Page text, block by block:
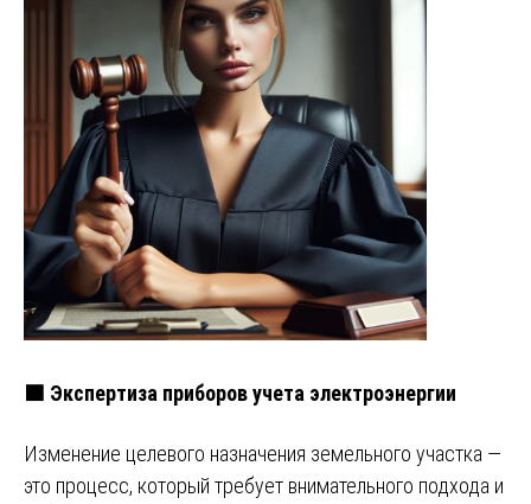
🟩 Экспертиза приборов учета электроэнергии
Изменение целевого назначения земельного участка —
это процесс, который требует внимательного подхода и